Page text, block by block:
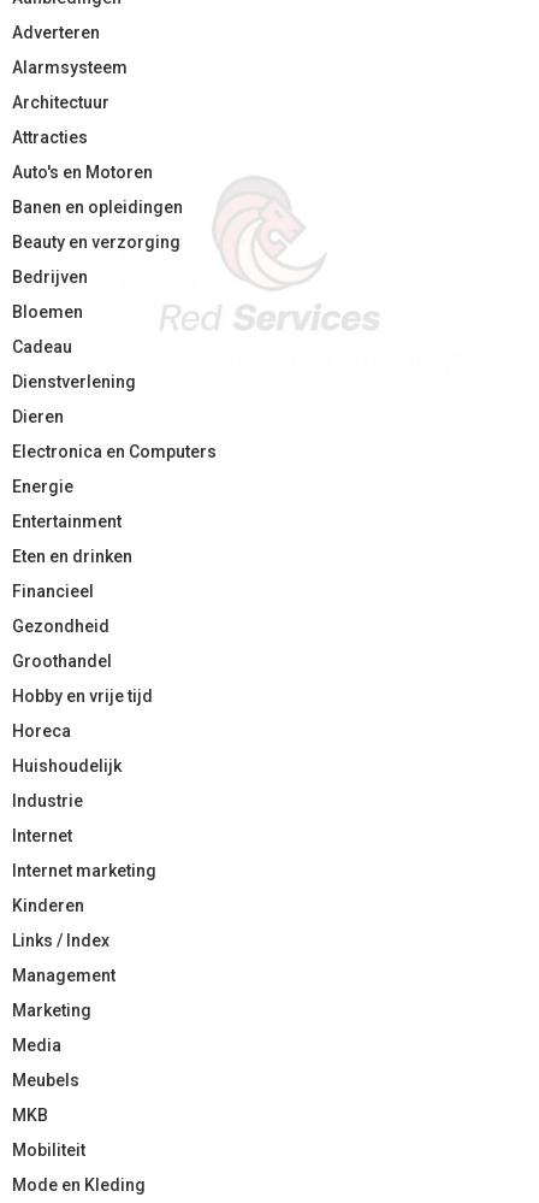
Adverteren
Alarmsysteem
Architectuur
Attracties
Auto's en Motoren
Banen en opleidingen
Beauty en verzorging
Bedrijven
Bloemen
Cadeau
Dienstverlening
Dieren
Electronica en Computers
Energie
Entertainment
Eten en drinken
Financieel
Gezondheid
Groothandel
Hobby en vrije tijd
Horeca
Huishoudelijk
Industrie
Internet
Internet marketing
Kinderen
Links / Index
Management
Marketing
Media
Meubels
MKB
Mobiliteit
Mode en Kleding